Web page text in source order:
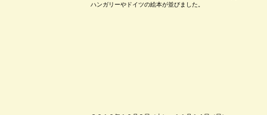
ハンガリーやドイツの絵本が並びました。